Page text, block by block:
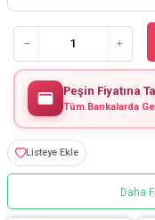
Peşin Fiyatına
Tüm Bankalarda
Listeye Ekle
Daha